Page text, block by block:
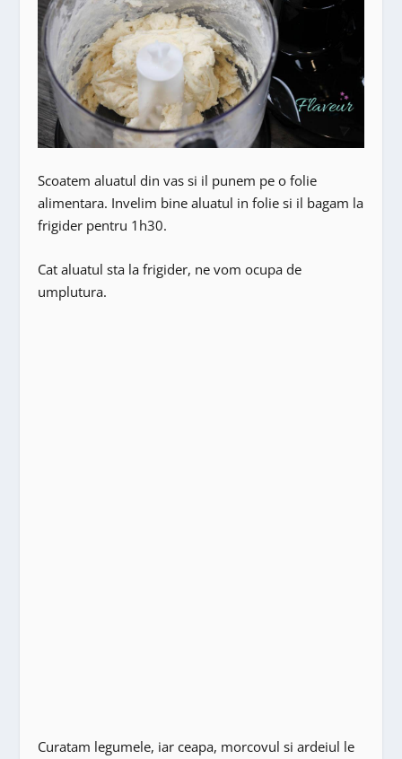
Scoatem aluatul din vas si il punem pe o folie
alimentara. Invelim bine aluatul in folie si il bagam la
frigider pentru 1h30.
Cat aluatul sta la frigider, ne vom ocupa de
umplutura.
Curatam legumele, iar ceapa, morcovul si ardeiul le